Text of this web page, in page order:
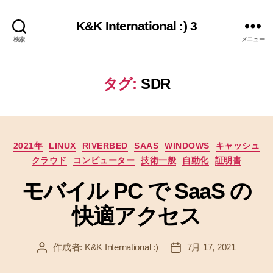
検索
K&K International :) 3
メニュー
タグ: SDR
カ
テ
リ
ー
2021年 LINUX RIVERBED SAAS WINDOWS
キャッシュ
クラウド
コンピューター 技術一般 自動化 証明書
モバイル PC で SaaS の
快適アクセス
投 作成者: K&K International :)
投 7月 17, 2021